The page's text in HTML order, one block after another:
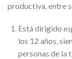
productiva, entre
Está dirigido
los 12 años,
personas de la